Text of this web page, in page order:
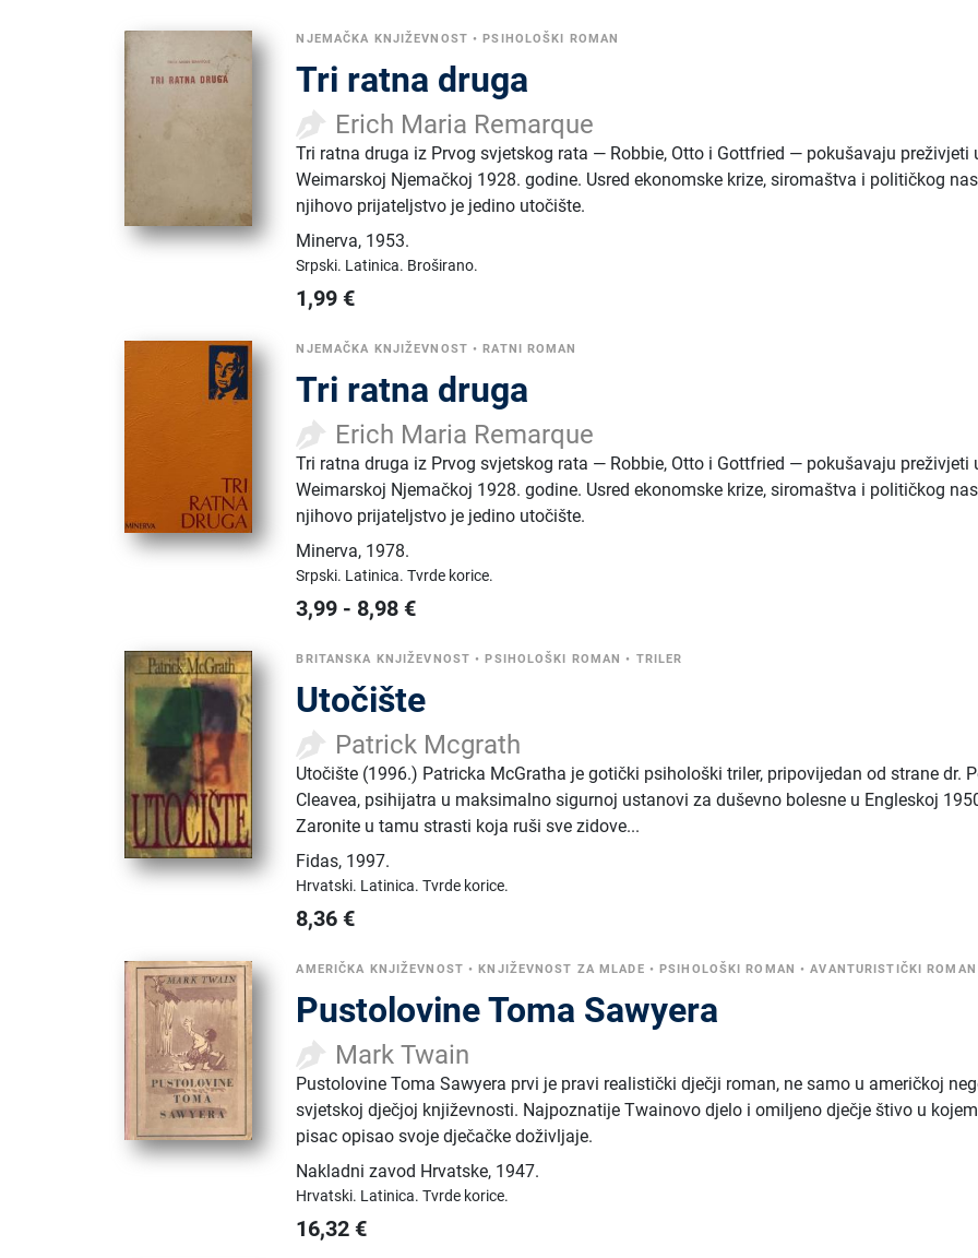
NJEMAČKA KNJIŽEVNOST • PSIHOLOŠKI ROMAN
Tri ratna druga
Erich Maria Remarque
Tri ratna druga iz Prvog svjetskog rata — Robbie, Otto i Gottfried — pokušavaju preživjeti
Weimarskoj Njemačkoj 1928. godine. Usred ekonomske krize, siromaštva i političkog
njihovo prijateljstvo je jedino utočište.
Minerva, 1953.
Srpski. Latinica. Broširano.
1,99 €
NJEMAČKA KNJIŽEVNOST • RATNI ROMAN
Tri ratna druga
Erich Maria Remarque
Tri ratna druga iz Prvog svjetskog rata — Robbie, Otto i Gottfried — pokušavaju preživjeti
Weimarskoj Njemačkoj 1928. godine. Usred ekonomske krize, siromaštva i političkog
njihovo prijateljstvo je jedino utočište.
Minerva, 1978.
Srpski. Latinica.Tvrde korice.
3,99 - 8,98 €
BRITANSKA KNJIŽEVNOST • PSIHOLOŠKI ROMAN • TRILER
Utočište
Patrick Mcgrath
Utočište (1996.) Patricka McGratha je gotički psihološki triler, pripovijedan od strane dr.
Cleavea, psihijatra u maksimalno sigurnoj ustanovi za duševno bolesne u Engleskoj
Zaronite u tamu strasti koja ruši sve zidove...
Fidas, 1997.
Hrvatski. Latinica.Tvrde korice.
8,36 €
AMERIČKA KNJIŽEVNOST • KNJIŽEVNOST ZA MLADE • PSIHOLOŠKI ROMAN •AVANTURISTIČKI ROMAN
Pustolovine Toma Sawyera
Mark Twain
Pustolovine Toma Sawyera prvi je pravi realistički dječji roman, ne samo u američkoj
svjetskoj dječjoj književnosti. Najpoznatije Twainovo djelo i omiljeno dječje štivo u
pisac opisao svoje dječačke doživljaje.
Nakladni zavod Hrvatske, 1947.
Hrvatski. Latinica.Tvrde korice.
16,32 €